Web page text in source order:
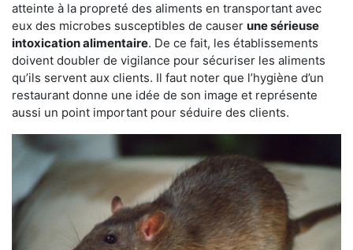
atteinte à la propreté des aliments en transportant avec
eux des microbes susceptibles de causer une sérieuse
intoxication alimentaire. De ce fait, les établissements
doivent doubler de vigilance pour sécuriser les aliments
qu’ils servent aux clients. Il faut noter que l’hygiène d’un
restaurant donne une idée de son image et représente
aussi un point important pour séduire des clients.